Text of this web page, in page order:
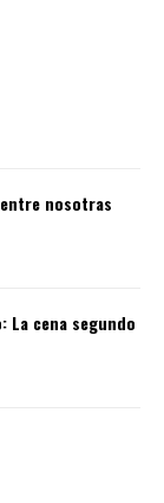
nosotras
La cena segundo